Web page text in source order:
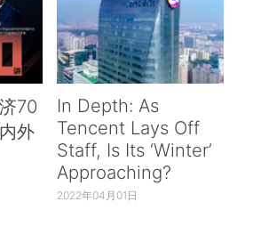
70
外
In Depth: As
Tencent Lays Off
Staff, Is Its ‘Winter’
Approaching?
2022年04月01日